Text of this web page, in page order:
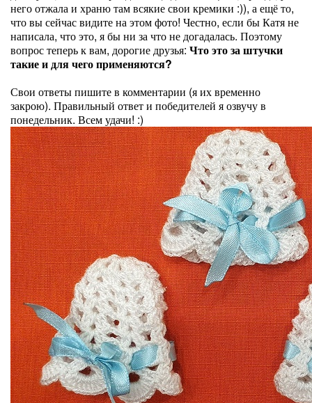
него отжала и храню там всякие свои кремики :)), а ещё то,
что вы сейчас видите на этом фото! Честно, если бы Катя не
написала, что это, я бы ни за что не догадалась. Поэтому
вопрос теперь к вам, дорогие друзья: Что это за штучки
такие и для чего применяются?
Свои ответы пишите в комментарии (я их временно
закрою). Правильный ответ и победителей я озвучу в
понедельник. Всем удачи! :)